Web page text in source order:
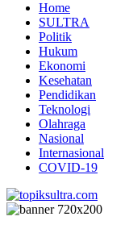
Home
SULTRA
Politik
Hukum
Ekonomi
Kesehatan
Pendidikan
Teknologi
Olahraga
Nasional
Internasional
COVID-19